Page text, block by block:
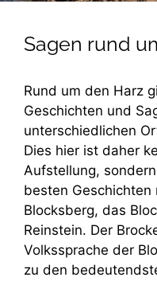
Sagen rund
Rund um den Harz
Geschichten und
unterschiedlichen
Dies hier ist daher
Aufstellung,
besten Geschichten
Blocksberg, das
Reinstein. Der
Volkssprache der
zu den